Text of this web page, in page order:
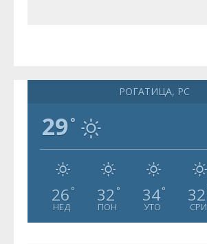
РОГАТИЦА, РС
29 °
26 °
НЕД
32 °
ПОН
34°
УТО
32
СРИ